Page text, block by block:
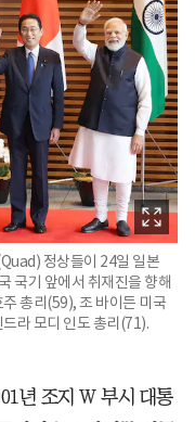
정상들이 24일 일본
국기 앞에서 취재진을 향해
총리(59), 조 바이든 미국
라 모디 인도 총리(71).
년 조지 W 부시 대통